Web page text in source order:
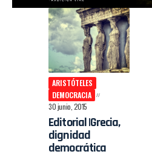
ARISTÓTELES
DEMOCRACIA
30 junio, 2015
Editorial |Grecia,
dignidad
democrática